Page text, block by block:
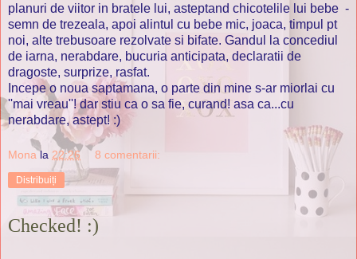
planuri de viitor in bratele lui, asteptand chicotelile lui bebe -
semn de trezeala, apoi alintul cu bebe mic, joaca, timpul pt
noi, alte trebusoare rezolvate si bifate. Gandul la concediul
de iarna, nerabdare, bucuria anticipata, declaratii de
dragoste, surprize, rasfat.
Incepe o noua saptamana, o parte din mine s-ar miorlai cu
''mai vreau''! dar stiu ca o sa fie, curand! asa ca...cu
nerabdare, astept! :)
Mona la 22:26 8 comentarii:
Distribuiți
Checked! :)